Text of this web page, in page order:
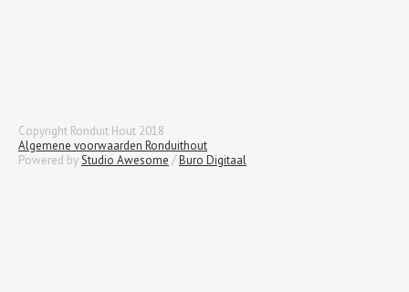
Copyright Ronduit Hout 2018
Algemene voorwaarden Ronduithout
Powered byStudio Awesome /Buro Digitaal